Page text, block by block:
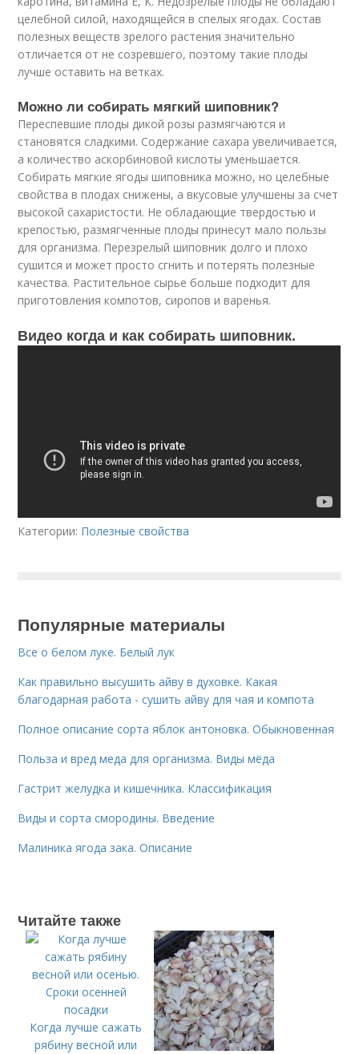
целебной силой, находящейся в спелых ягодах. Состав
полезных веществ зрелого растения значительно
отличается от не созревшего, поэтому такие плоды
лучше оставить на ветках.
Можно ли собирать мягкий шиповник?
Переспевшие плоды дикой розы размягчаются и
становятся сладкими. Содержание сахара увеличивается,
а количество аскорбиновой кислоты уменьшается.
Собирать мягкие ягоды шиповника можно, но целебные
свойства в плодах снижены, а вкусовые улучшены за счет
высокой сахаристости. Не обладающие твердостью и
крепостью, размягченные плоды принесут мало пользы
для организма. Перезрелый шиповник долго и плохо
сушится и может просто сгнить и потерять полезные
качества. Растительное сырье больше подходит для
приготовления компотов, сиропов и варенья.
Видео когда и как собирать шиповник.
Категории: Полезные свойства
Популярные материалы
Все о белом луке. Белый лук
Как правильно высушить айву в духовке. Какая
благодарная работа - сушить айву для чая и компота
Полное описание сорта яблок антоновка. Обыкновенная
Польза и вред меда для организма. Виды мёда
Гастрит желудка и кишечника. Классификация
Виды и сорта смородины. Введение
Малиника ягода зака. Описание
Читайте также
Когда лучше сажать
рябину весной или